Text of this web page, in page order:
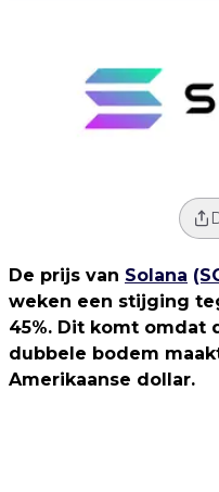
De prijs van Solana
weken een stijging
45%. Dit komt omdat
dubbele bodem
Amerikaanse dollar.